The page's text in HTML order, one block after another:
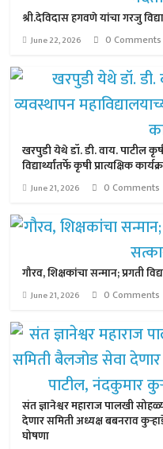
श्री.देविदास हगवणे यांचा गरजु
June 22, 2026 0 Comments
खरपुडी येथे डॉ. डी. वाय. पाटील
विद्यार्थ्यांतर्फे कृषी प्रात्यक्षिक
June 21, 2026 0 Comments
गौरव, शिक्षकांचा सन्मान; प्रगती
June 21, 2026 0 Comments
संत ज्ञानेश्वर महाराज पालखी
देणार समिती अध्यक्ष बबनराव
घोषणा